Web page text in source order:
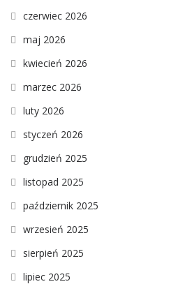
czerwiec 2026
maj 2026
kwiecień 2026
marzec 2026
luty 2026
styczeń 2026
grudzień 2025
listopad 2025
październik 2025
wrzesień 2025
sierpień 2025
lipiec 2025